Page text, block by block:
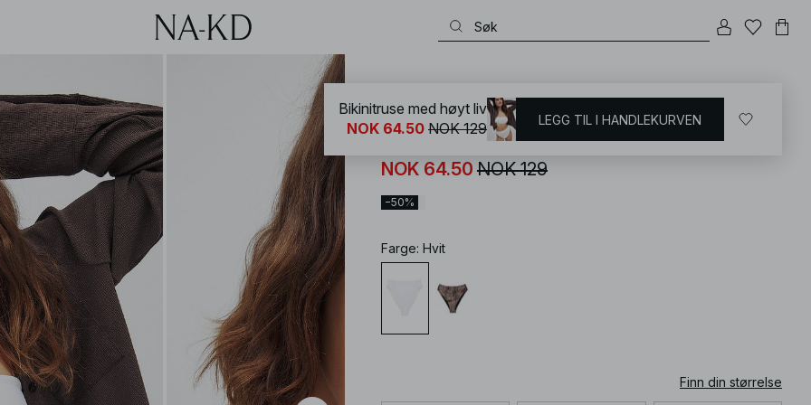
Bikinitruse med høyt liv
NOK 64.50 NOK 129
−50%
Farge: Hvit
Finn din størrelse
Bikinitruse med høyt liv
NOK 64.50 NOK 129 LEGG TIL I HANDLEKURVEN